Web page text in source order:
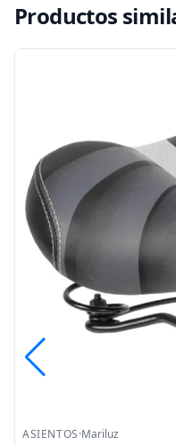
Productos
ASIENTOS·Mariluz